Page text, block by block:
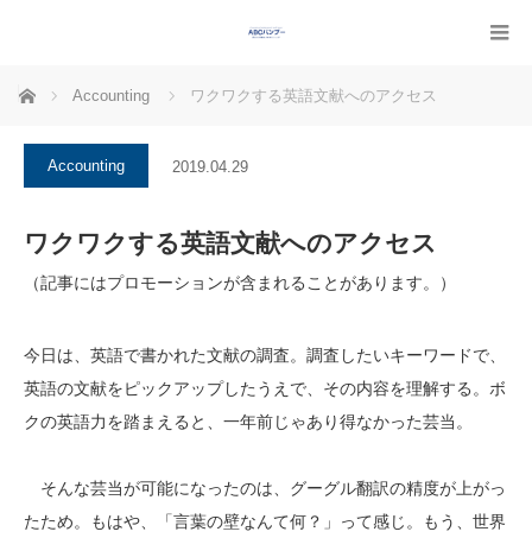
ホーム Accounting ワクワクする英語文献へのアクセス
Accounting 2019.04.29
ワクワクする英語文献へのアクセス
（記事にはプロモーションが含まれることがあります。）
今日は、英語で書かれた文献の調査。調査したいキーワードで、
英語の文献をピックアップしたうえで、その内容を理解する。ボ
クの英語力を踏まえると、一年前じゃあり得なかった芸当。
そんな芸当が可能になったのは、グーグル翻訳の精度が上がっ
たため。もはや、「言葉の壁なんて何？」って感じ。もう、世界